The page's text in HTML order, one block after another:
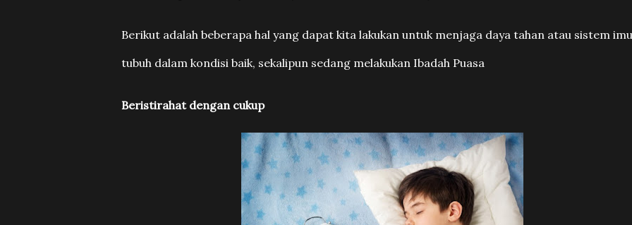
Berikut adalah beberapa hal yang dapat kita lakukan untuk menjaga daya tahan atau sistem
tubuh dalam kondisi baik, sekalipun sedang melakukan Ibadah Puasa
Beristirahat dengan cukup